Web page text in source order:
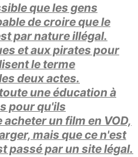
que les gens
de croire que le
par nature illégal.
et aux pirates pour
le terme
deux actes.
une éducation à
pour qu'ils
un film en VOD,
mais que ce n'est
passé par un site légal.